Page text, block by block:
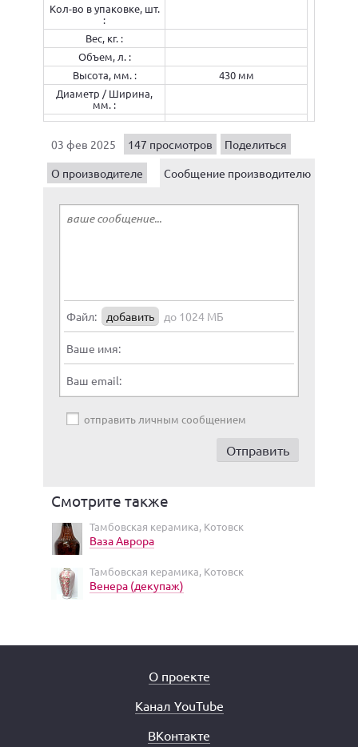
Кол-во в упаковке, шт.
:
Вес, кг. :
Объем, л. :
Высота, мм. :
430 мм
Диаметр / Ширина,
мм. :
03 фев 2025 147 просмотров
Поделиться
О производителе
Сообщение производителю
Файл: добавить до 1024 МБ
Ваше имя:
Ваш email:
отправить личным сообщением
Смотрите также
Тамбовская керамика, Котовск
Ваза Аврора
Тамбовская керамика, Котовск
Венера (декупаж)
О проекте
Канал YouTube
ВКонтакте